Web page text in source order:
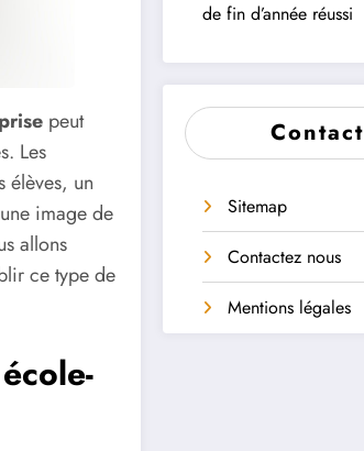
peut
Les
élèves, un
image de
allons
ce type de
de fin d’année réussi
Contact
Sitemap
Contactez nous
Mentions légales